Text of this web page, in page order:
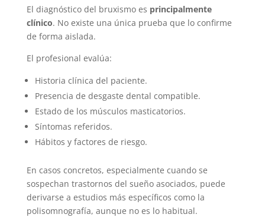
El diagnóstico del bruxismo es principalmente
clínico. No existe una única prueba que lo confirme
de forma aislada.
El profesional evalúa:
Historia clínica del paciente.
Presencia de desgaste dental compatible.
Estado de los músculos masticatorios.
Síntomas referidos.
Hábitos y factores de riesgo.
En casos concretos, especialmente cuando se
sospechan trastornos del sueño asociados, puede
derivarse a estudios más específicos como la
polisomnografía, aunque no es lo habitual.